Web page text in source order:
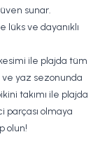
sunar.
lüks ve dayanıklı
ile plajda tüm
ve yaz sezonunda
takımı ile plajda
parçası olmaya
olun!